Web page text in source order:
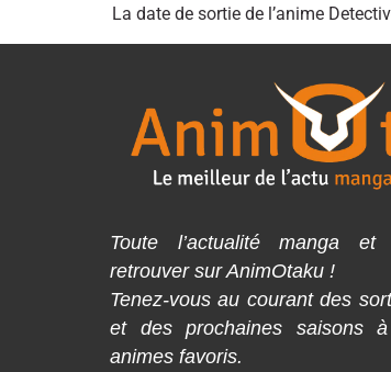
La date de sortie de l’anime
Toute l’actualité manga
retrouver sur AnimOtaku !
Tenez-vous au courant des
et des prochaines saisons
animes favoris.